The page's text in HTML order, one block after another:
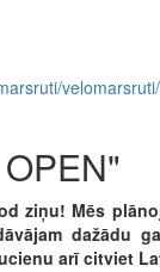
ziņu! Mēs
dažādu
arī citviet